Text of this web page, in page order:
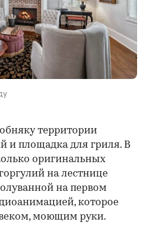
территории
и площадка для гриля. В
оригинальных
на лестнице
на первом
которое
моющим руки.